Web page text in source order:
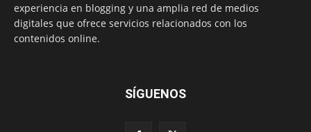
experiencia en blogging y una amplia red de medios
digitales que ofrece servicios relacionados con los
contenidos online.
SÍGUENOS